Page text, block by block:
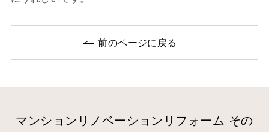
前のページに戻る
マンションリノベーションリフォーム その